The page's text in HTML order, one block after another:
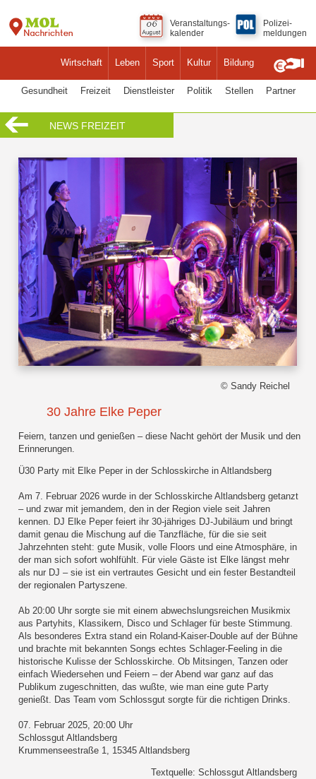
Wirtschaft Leben Sport Kultur Bildung
Veranstaltungs-
kalender
Polizei-
meldungen
Gesundheit Freizeit Dienstleister Politik Stellen Partner
NEWS FREIZEIT
© Sandy Reichel
30 Jahre Elke Peper
Feiern, tanzen und genießen – diese Nacht gehört der Musik und den
Erinnerungen.
Ü30 Party mit Elke Peper in der Schlosskirche in Altlandsberg
Am 7. Februar 2026 wurde in der Schlosskirche Altlandsberg getanzt
– und zwar mit jemandem, den in der Region viele seit Jahren
kennen. DJ Elke Peper feiert ihr 30-jähriges DJ-Jubiläum und bringt
damit genau die Mischung auf die Tanzfläche, für die sie seit
Jahrzehnten steht: gute Musik, volle Floors und eine Atmosphäre, in
der man sich sofort wohlfühlt. Für viele Gäste ist Elke längst mehr
als nur DJ – sie ist ein vertrautes Gesicht und ein fester Bestandteil
der regionalen Partyszene.
Ab 20:00 Uhr sorgte sie mit einem abwechslungsreichen Musikmix
aus Partyhits, Klassikern, Disco und Schlager für beste Stimmung.
Als besonderes Extra stand ein Roland-Kaiser-Double auf der Bühne
und brachte mit bekannten Songs echtes Schlager-Feeling in die
historische Kulisse der Schlosskirche. Ob Mitsingen, Tanzen oder
einfach Wiedersehen und Feiern – der Abend war ganz auf das
Publikum zugeschnitten, das wußte, wie man eine gute Party
genießt. Das Team vom Schlossgut sorgte für die richtigen Drinks.
07. Februar 2025, 20:00 Uhr
Schlossgut Altlandsberg
Krummenseestraße 1, 15345 Altlandsberg
Textquelle: Schlossgut Altlandsberg